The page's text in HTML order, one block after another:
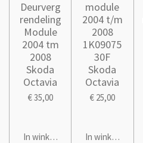
Deurverg
rendeling
Module
2004 tm
2008
Skoda
Octavia
€ 35,00
In winkelwagen
module
2004 t/m
2008
1K09075
30F
Skoda
Octavia
€ 25,00
In winkelwagen